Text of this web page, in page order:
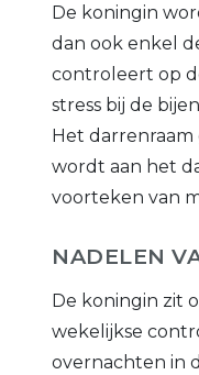
De koningin
dan ook enkel
controleert op
stress bij de
Het
wordt aan het
voorteken van
NADELEN
De koningin zit
wekelijkse
overnachten in